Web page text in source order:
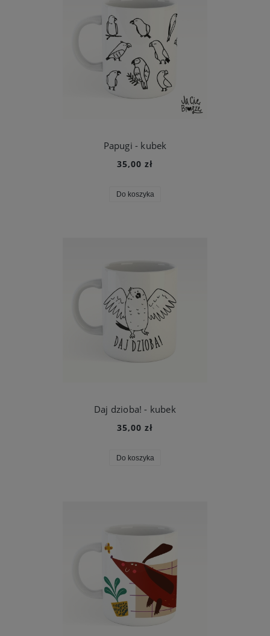
Papugi - kubek
35,00 zł
Do koszyka
Daj dzioba! - kubek
35,00 zł
Do koszyka